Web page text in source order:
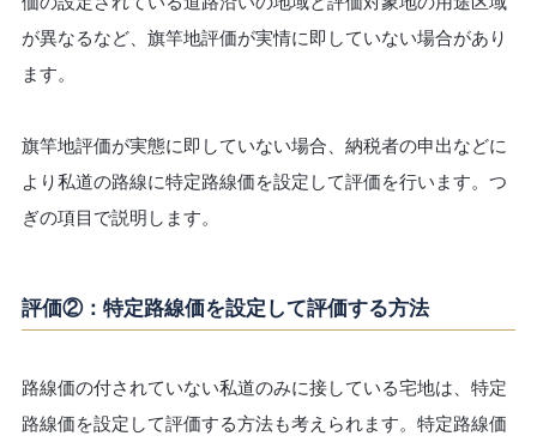
が異なるなど、旗竿地評価が実情に即していない場合があり
ます。
旗竿地評価が実態に即していない場合、納税者の申出などに
より私道の路線に特定路線価を設定して評価を行います。つ
ぎの項目で説明します。
評価②：特定路線価を設定して評価する方法
路線価の付されていない私道のみに接している宅地は、特定
路線価を設定して評価する方法も考えられます。特定路線価